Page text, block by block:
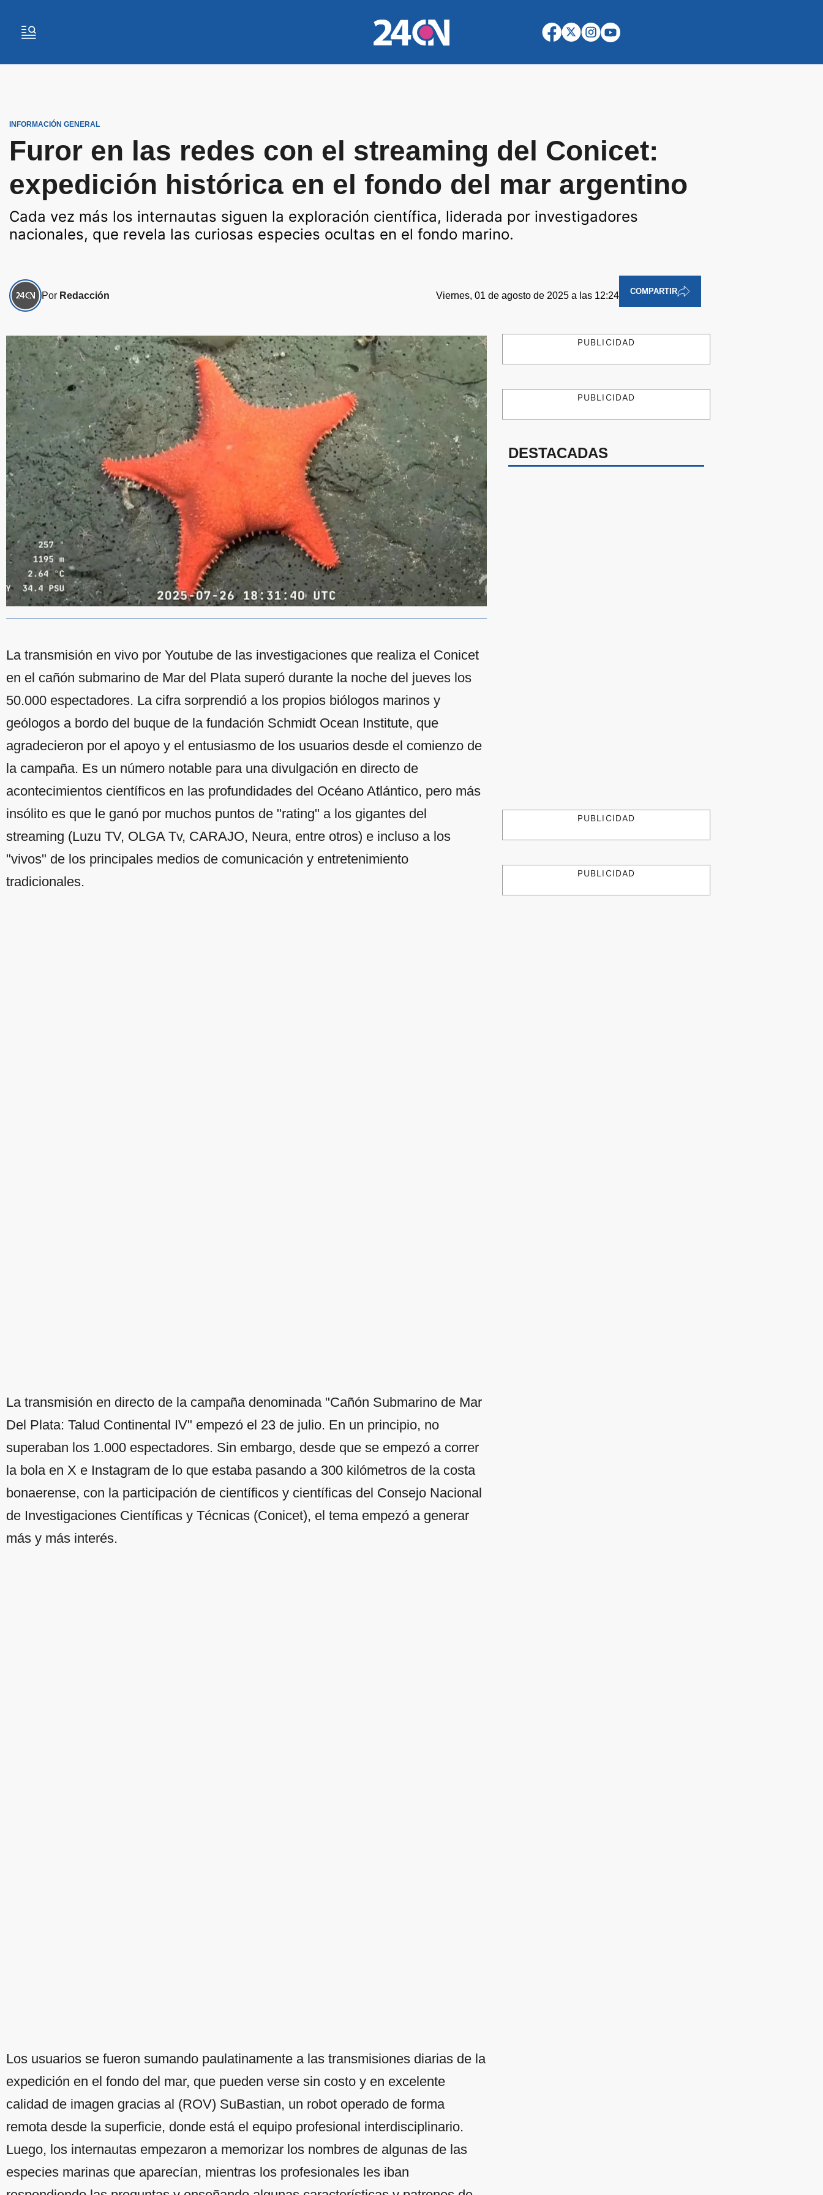
INFORMACIÓN GENERAL
Furor en las redes con el streaming del Conicet:
expedición histórica en el fondo del mar argentino
Cada vez más los internautas siguen la exploración científica, liderada por investigadores
nacionales, que revela las curiosas especies ocultas en el fondo marino.
Por Redacción Viernes, 01 de agosto de 2025 a las 12:24 COMPARTIR
La transmisión en vivo por Youtube de las investigaciones que realiza el Conicet
en el cañón submarino de Mar del Plata superó durante la noche del jueves los
50.000 espectadores. La cifra sorprendió a los propios biólogos marinos y
geólogos a bordo del buque de la fundación Schmidt Ocean Institute, que
agradecieron por el apoyo y el entusiasmo de los usuarios desde el comienzo de
la campaña. Es un número notable para una divulgación en directo de
acontecimientos científicos en las profundidades del Océano Atlántico, pero más
insólito es que le ganó por muchos puntos de "rating" a los gigantes del
streaming (Luzu TV, OLGA Tv, CARAJO, Neura, entre otros) e incluso a los
"vivos" de los principales medios de comunicación y entretenimiento
tradicionales.
La transmisión en directo de la campaña denominada "Cañón Submarino de Mar
Del Plata: Talud Continental IV" empezó el 23 de julio. En un principio, no
superaban los 1.000 espectadores. Sin embargo, desde que se empezó a correr
la bola en X e Instagram de lo que estaba pasando a 300 kilómetros de la costa
bonaerense, con la participación de científicos y científicas del Consejo Nacional
de Investigaciones Científicas y Técnicas (Conicet), el tema empezó a generar
más y más interés.
Los usuarios se fueron sumando paulatinamente a las transmisiones diarias de la
expedición en el fondo del mar, que pueden verse sin costo y en excelente
calidad de imagen gracias al (ROV) SuBastian, un robot operado de forma
remota desde la superficie, donde está el equipo profesional interdisciplinario.
Luego, los internautas empezaron a memorizar los nombres de algunas de las
especies marinas que aparecían, mientras los profesionales les iban
PUBLICIDAD
PUBLICIDAD
DESTACADAS
PUBLICIDAD
PUBLICIDAD